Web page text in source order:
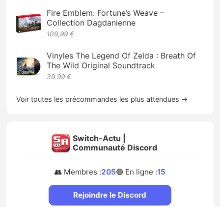
Fire Emblem: Fortune’s Weave –
Collection Dagdanienne
109,99 €
Vinyles The Legend Of Zelda : Breath Of
The Wild Original Soundtrack
39.99 €
Voir toutes les précommandes les plus attendues →
Switch-Actu |
Communauté Discord
👥 Membres :205🟢 En ligne :15
Rejoindre le Discord